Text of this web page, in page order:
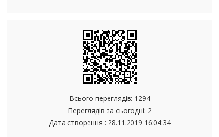
Всього переглядів: 1294
Переглядів за сьогодні: 2
Дата створення : 28.11.2019 16:04:34